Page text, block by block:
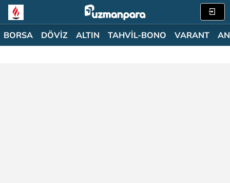
BORSA DÖVİZ ALTIN TAHVİL-BONO VARANT